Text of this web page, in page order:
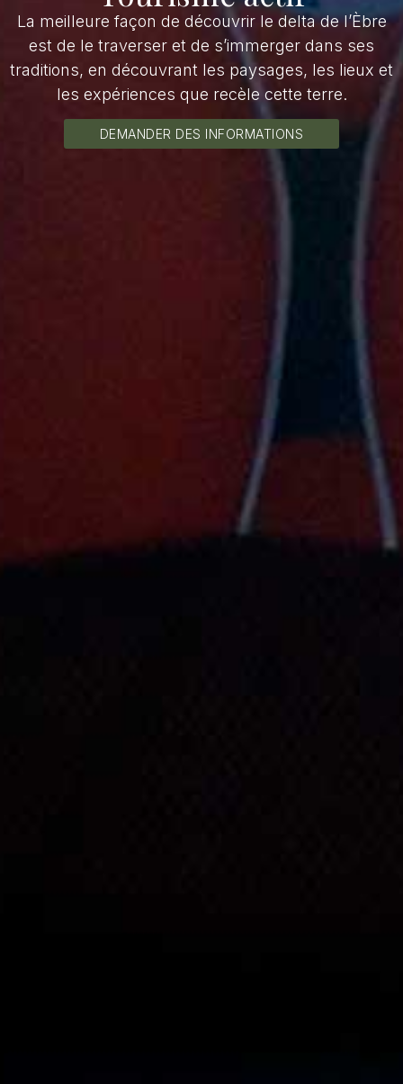
La meilleure façon de découvrir le delta de l’Èbre
est de le traverser et de s’immerger dans ses
traditions, en découvrant les paysages, les lieux et
les expériences que recèle cette terre.
DEMANDER DES INFORMATIONS